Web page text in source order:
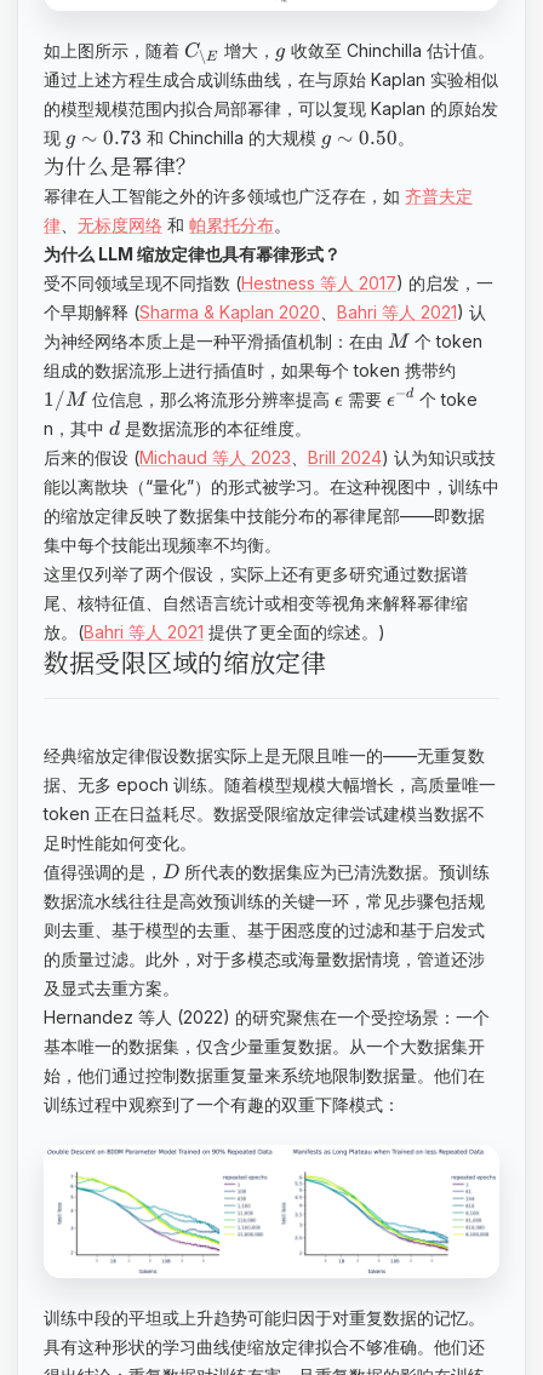
如上图所示，随着 C∖E 增大， g 收敛至 Chinchilla 估计值。
通过上述方程生成合成训练曲线，在与原始 Kaplan 实验相似
的模型规模范围内拟合局部幂律，可以复现 Kaplan 的原始发
现 g ∼ 0.73 和 Chinchilla 的大规模 g ∼ 0.50。
为什么是幂律？
幂律在人工智能之外的许多领域也广泛存在，如 齐普夫定
律
无标度网络 和 帕累托分布。
为什么 LLM 缩放定律也具有幂律形式？
受不同领域呈现不同指数 (Hestness 等人 2017) 的启发，一
个早期解释 (Sharma & Kaplan 2020 Bahri 等人 2021) 认
为神经网络本质上是一种平滑插值机制：在由 M个 token
组成的数据流形上进行插值时，如果每个 token 携带约
1/M位信息，那么将流形分辨率提高 ϵ需要 ϵ−d 个 toke
n，其中 d 是数据流形的本征维度。
后来的假设 (Michaud 等人 2023 Brill 2024) 认为知识或技
能以离散块（“量化”）的形式被学习。在这种视图中，训练中
的缩放定律反映了数据集中技能分布的幂律尾部——即数据
集中每个技能出现频率不均衡。
这里仅列举了两个假设，实际上还有更多研究通过数据谱
尾、核特征值、自然语言统计或相变等视角来解释幂律缩
放。(Bahri 等人 2021 提供了更全面的综述。)
数据受限区域的缩放定律
经典缩放定律假设数据实际上是无限且唯一的——无重复数
据、无多 epoch 训练。随着模型规模大幅增长，高质量唯一
token 正在日益耗尽。数据受限缩放定律尝试建模当数据不
足时性能如何变化。
值得强调的是， D 所代表的数据集应为已清洗数据。预训练
数据流水线往往是高效预训练的关键一环，常见步骤包括规
则去重、基于模型的去重、基于困惑度的过滤和基于启发式
的质量过滤。此外，对于多模态或海量数据情境，管道还涉
及显式去重方案。
Hernandez 等人 (2022) 的研究聚焦在一个受控场景：一个
基本唯一的数据集，仅含少量重复数据。从一个大数据集开
始，他们通过控制数据重复量来系统地限制数据量。他们在
训练过程中观察到了一个有趣的双重下降模式：
训练中段的平坦或上升趋势可能归因于对重复数据的记忆。
具有这种形状的学习曲线使缩放定律拟合不够准确。他们还